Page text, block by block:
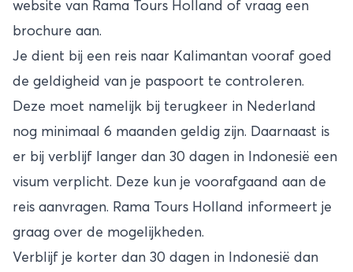
website van Rama Tours Holland of vraag een
brochure aan.
Je dient bij een reis naar Kalimantan vooraf goed
de geldigheid van je paspoort te controleren.
Deze moet namelijk bij terugkeer in Nederland
nog minimaal 6 maanden geldig zijn. Daarnaast is
er bij verblijf langer dan 30 dagen in
Indonesië een
visum verplicht. Deze kun je voorafgaand aan de
reis aanvragen. Rama Tours Holland informeert je
graag over de mogelijkheden.
Verblijf je korter dan 30 dagen in Indonesië dan